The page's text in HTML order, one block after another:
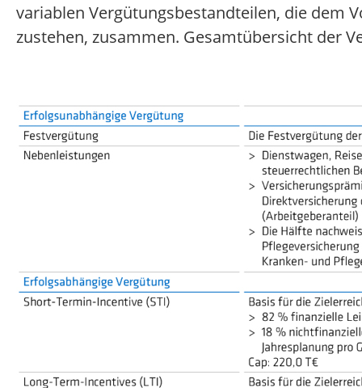
variablen Vergütungsbestandteilen, die dem
zustehen, zusammen. Gesamtübersicht der